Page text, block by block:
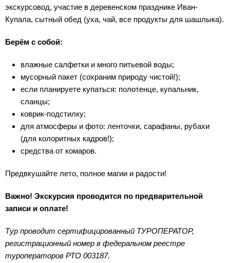
экскурсовод, участие в деревенском празднике Иван-
Купала, сытный обед (уха, чай, все продукты для шашлыка).
Берём с собой:
влажные салфетки и много питьевой воды;
мусорный пакет (сохраним природу чистой!);
если планируете купаться: полотенце, купальник,
сланцы;
коврик-подстилку;
для атмосферы и фото: ленточки, сарафаны, рубахи
(для колоритных кадров!);
средства от комаров.
Предвкушайте лето, полное магии и радости!
Важно! Экскурсия проводится по предварительной
записи и оплате!
Тур проводит сертифицированный ТУРОПЕРАТОР,
регистрационный номер в федеральном реестре
туроператоров РТО 003187.